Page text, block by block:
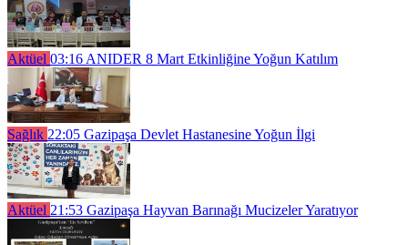
Aktüel 03:16 ANIDER 8 Mart Etkinliğine Yoğun Katılım
Sağlık 22:05 Gazipaşa Devlet Hastanesine Yoğun İlgi
Aktüel 21:53 Gazipaşa Hayvan Barınağı Mucizeler Yaratıyor